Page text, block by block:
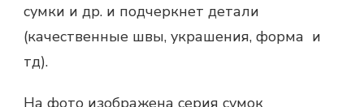
сумки и др. и подчеркнет детали
(качественные швы, украшения, форма и
тд).